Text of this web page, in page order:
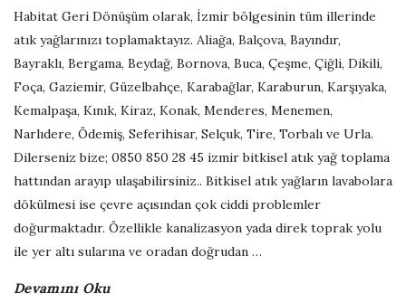
r
i
D
ö
n
ü
ş
Habitat Geri Dönüşüm olarak, İzmir bölgesinin tüm illerinde
atık yağlarınızı toplamaktayız. Aliağa, Balçova, Bayındır,
Bayraklı, Bergama, Beydağ, Bornova, Buca, Çeşme, Çiğli, Dikili,
Foça, Gaziemir, Güzelbahçe, Karabağlar, Karaburun, Karşıyaka,
Kemalpaşa, Kınık, Kiraz, Konak, Menderes, Menemen,
Narlıdere, Ödemiş, Seferihisar, Selçuk, Tire, Torbalı ve Urla.
Dilerseniz bize; 0850 850 28 45 izmir bitkisel atık yağ toplama
hattından arayıp ulaşabilirsiniz.. Bitkisel atık yağların lavabolara
dökülmesi ise çevre açısından çok ciddi problemler
doğurmaktadır. Özellikle kanalizasyon yada direk toprak yolu
ile yer altı sularına ve oradan doğrudan …
Devamını Oku